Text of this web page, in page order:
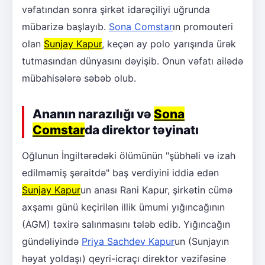
vəfatından sonra şirkət idarəçiliyi uğrunda
mübarizə başlayıb. Sona Comstarın promouteri
olan Sunjay Kapur, keçən ay polo yarışında ürək
tutmasından dünyasını dəyişib. Onun vəfatı ailədə
mübahisələrə səbəb olub.
Ananın narazılığı və Sona
Comstarda direktor təyinatı
Oğlunun İngiltərədəki ölümünün "şübhəli və izah
edilməmiş şəraitdə" baş verdiyini iddia edən
Sunjay Kapurun anası Rani Kapur, şirkətin cümə
axşamı günü keçirilən illik ümumi yığıncağının
(AGM) təxirə salınmasını tələb edib. Yığıncağın
gündəliyində Priya Sachdev Kapurun (Sunjayın
həyat yoldaşı) qeyri-icraçı direktor vəzifəsinə